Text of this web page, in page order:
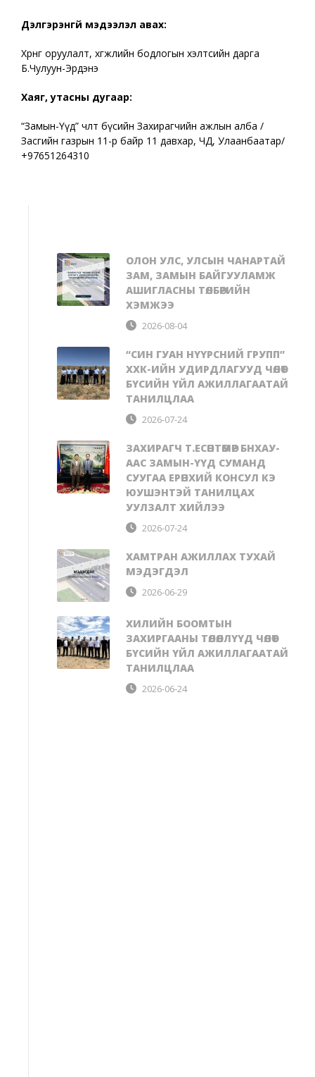
Дэлгэрэнгүй мэдээлэл авах:
Хөрөнгө оруулалт, хөгжлийн бодлогын хэлтсийн дарга
Б.Чулуун-Эрдэнэ
Хаяг, утасны дугаар:
“Замын-Үүд” чөлөөт бүсийн Захирагчийн ажлын алба /
Засгийн газрын 11-р байр 11 давхар, ЧД, Улаанбаатар/
+97651264310
ОЛОН УЛС, УЛСЫН ЧАНАРТАЙ
ЗАМ, ЗАМЫН БАЙГУУЛАМЖ
АШИГЛАСНЫ ТӨЛБӨРИЙН
ХЭМЖЭЭ
2026-08-04
“СИН ГУАН НҮҮРСНИЙ ГРУПП”
ХХК-ИЙН УДИРДЛАГУУД ЧӨЛӨӨТ
БҮСИЙН ҮЙЛ АЖИЛЛАГААТАЙ
ТАНИЛЦЛАА
2026-07-24
ЗАХИРАГЧ Т.ЕСӨНТӨМӨР БНХАУ-
ААС ЗАМЫН-ҮҮД СУМАНД
СУУГАА ЕРӨНХИЙ КОНСУЛ КЭ
ЮУШЭНТЭЙ ТАНИЛЦАХ
УУЛЗАЛТ ХИЙЛЭЭ
2026-07-24
ХАМТРАН АЖИЛЛАХ ТУХАЙ
МЭДЭГДЭЛ
2026-06-29
ХИЛИЙН БООМТЫН
ЗАХИРГААНЫ ТӨЛӨӨЛЛҮҮД ЧӨЛӨӨТ
БҮСИЙН ҮЙЛ АЖИЛЛАГААТАЙ
ТАНИЛЦЛАА
2026-06-24